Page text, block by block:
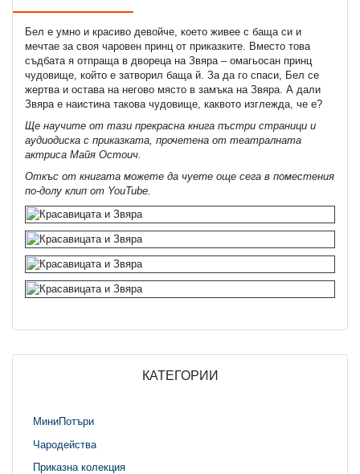
Бел е умно и красиво девойче, което живее с баща си и
мечтае за своя чаровен принц от приказките. Вместо това
съдбата я отпраща в двореца на Звяра – омагьосан принц
чудовище, който е затворил баща й. За да го спаси, Бел се
жертва и остава на негово място в замъка на Звяра. А дали
Звяра е наистина такова чудовище, каквото изглежда, че е?
Ще научите от тази прекрасна книга пъстри страници и
аудиодиска с приказката, прочетена от театралната
актриса Майя Остоич.
Откъс от книгата можете да чуете още сега в поместения
по-долу клип от YouTube.
КАТЕГОРИИ
МиниПотъри
Чародейства
Приказна колекция